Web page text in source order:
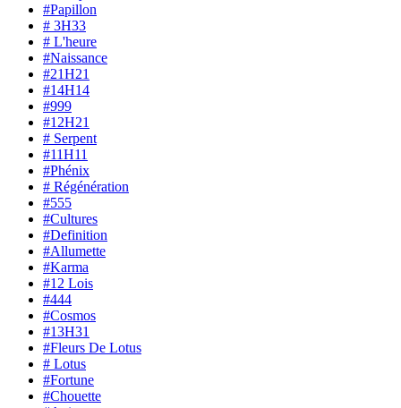
#Papillon
# 3H33
# L'heure
#Naissance
#21H21
#14H14
#999
#12H21
# Serpent
#11H11
#Phénix
# Régénération
#555
#Cultures
#Definition
#Allumette
#Karma
#12 Lois
#444
#Cosmos
#13H31
#Fleurs De Lotus
# Lotus
#Fortune
#Chouette